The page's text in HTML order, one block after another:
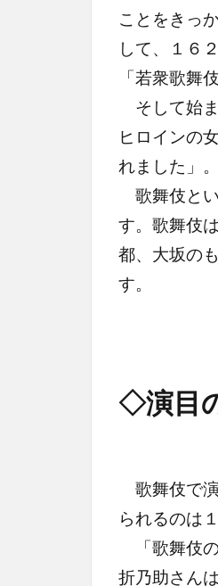
ことをきっ
して、１６
「若衆歌舞
そして始
ヒロインの
れました」
歌舞伎と
す。歌舞伎
都、大坂の
す。
◇演目
歌舞伎で
られるのは
「歌舞伎
折乃助さん